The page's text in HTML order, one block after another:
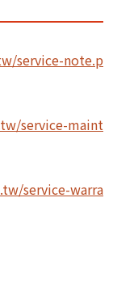
service-note.p
service-maint
service-warra